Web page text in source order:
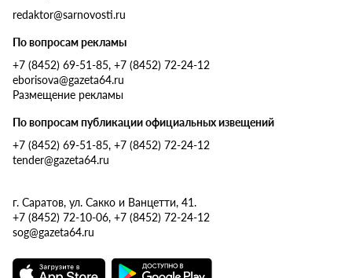
redaktor@sarnovosti.ru
По вопросам рекламы
+7 (8452) 69-51-85, +7 (8452) 72-24-12
eborisova@gazeta64.ru
Размещение рекламы
По вопросам публикации официальных извещений
+7 (8452) 69-51-85, +7 (8452) 72-24-12
tender@gazeta64.ru
г. Саратов, ул. Сакко и Ванцетти, 41.
+7 (8452) 72-10-06, +7 (8452) 72-24-12
sog@gazeta64.ru